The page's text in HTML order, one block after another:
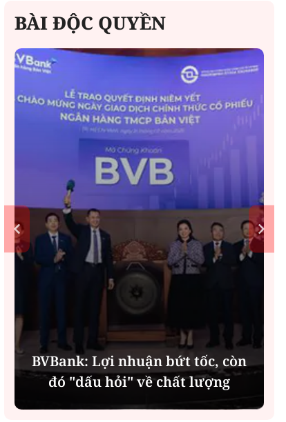
BÀI ĐỘC QUYỀN
BVBank: Lợi nhuận bứt tốc, còn
đó "dấu hỏi" về chất lượng